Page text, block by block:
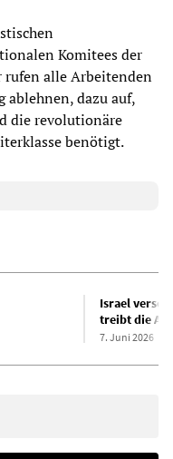
Komitees der
alle Arbeitenden
ablehnen, dazu auf,
die revolutionäre
benötigt.
Israel
treibt die
7. Juni 2026